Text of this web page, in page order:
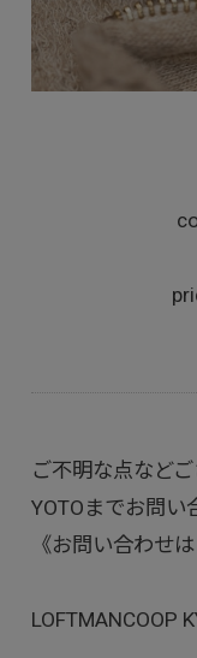
ご不明な点など
YOTOまでお問い
《お問い合わせは
LOFTMANCOOP